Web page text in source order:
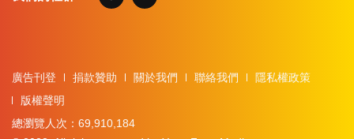
廣告刊登 捐款贊助 關於我們 聯絡我們
隱私權政策
版權聲明
總瀏覽人次：69,910,184